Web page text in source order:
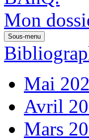
Mon
Sous-menu
Mai
Avril
Mars